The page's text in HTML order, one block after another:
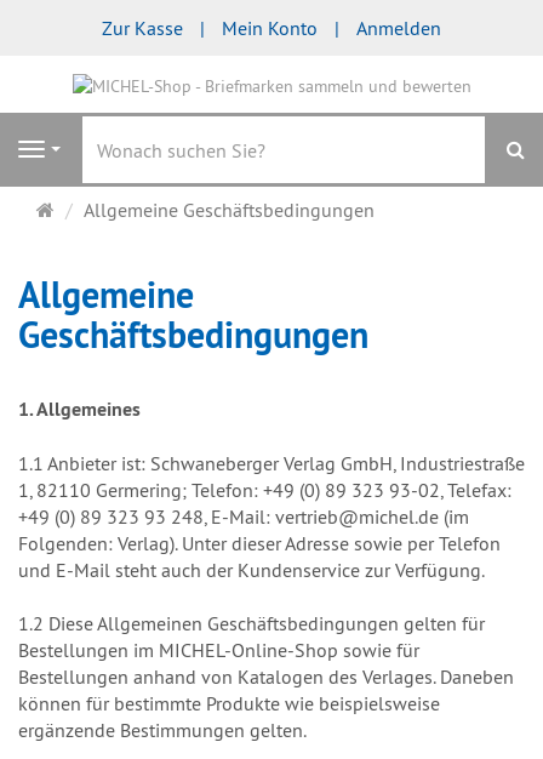
Zur Kasse Mein Konto Anmelden
Navigation
Startseite
Allgemeine Geschäftsbedingungen
Allgemeine
Geschäftsbedingungen
1. Allgemeines
1.1 Anbieter ist: Schwaneberger Verlag GmbH, Industriestraße
1, 82110 Germering; Telefon: +49 (0) 89 323 93-02, Telefax:
+49 (0) 89 323 93 248, E-Mail: vertrieb@michel.de (im
Folgenden: Verlag). Unter dieser Adresse sowie per Telefon
und E-Mail steht auch der Kundenservice zur Verfügung.
1.2 Diese Allgemeinen Geschäftsbedingungen gelten für
Bestellungen im MICHEL-Online-Shop sowie für
Bestellungen anhand von Katalogen des Verlages. Daneben
können für bestimmte Produkte wie beispielsweise
ergänzende Bestimmungen gelten.